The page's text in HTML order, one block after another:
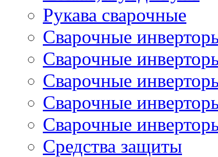
Рукава сварочные
Сварочные
Сварочные
Сварочные
Сварочные
Сварочные
Средства защиты